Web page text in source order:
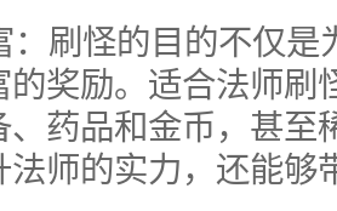
：刷怪的目的不仅
的奖励。适合法师刷
、药品和金币，甚至
法师的实力，还能够